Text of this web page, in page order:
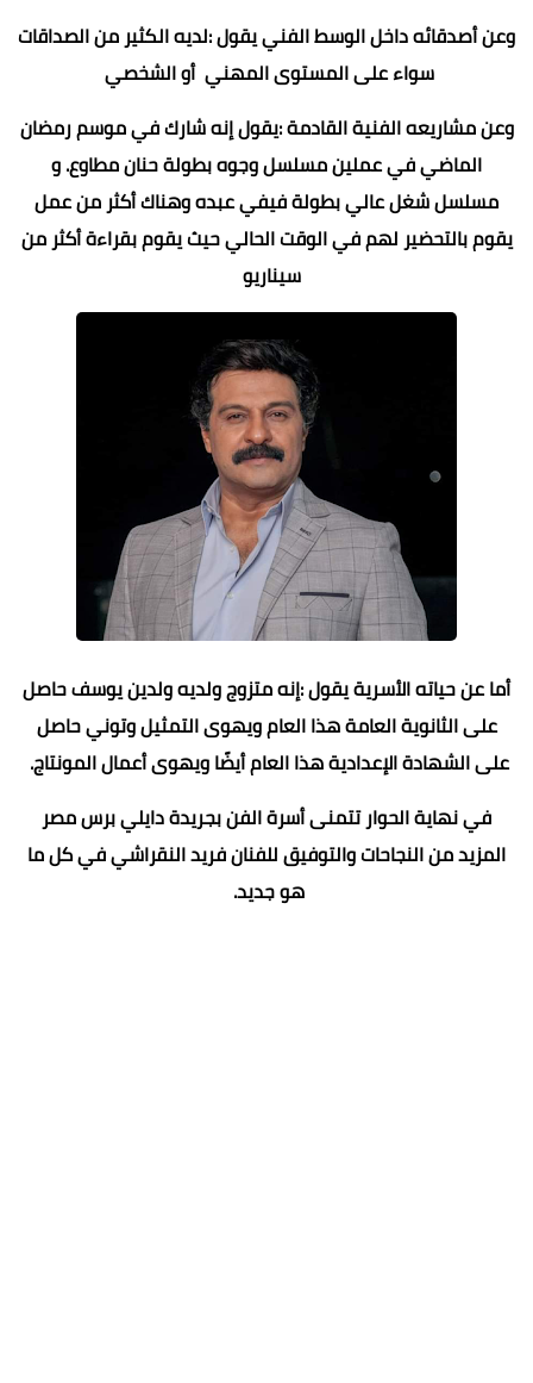
وعن أصدقائه داخل الوسط الفني يقول :لديه الكثير من الصداقات
سواء على المستوى المهني أو الشخصي
وعن مشاريعه الفنية القادمة :يقول إنه شارك في موسم رمضان
الماضي في عملين مسلسل وجوه بطولة حنان مطاوع. و
مسلسل شغل عالي بطولة فيفي عبده وهناك أكثر من عمل
يقوم بالتحضير لهم في الوقت الحالي حيث يقوم بقراءة أكثر من
سيناريو
أما عن حياته الأسرية يقول :إنه متزوج ولديه ولدين يوسف حاصل
على الثانوية العامة هذا العام ويهوى التمثيل وتوني حاصل
على الشهادة الإعدادية هذا العام أيضًا ويهوى أعمال المونتاج.
في نهاية الحوار تتمنى أسرة الفن بجريدة دايلي برس مصر
المزيد من النجاحات والتوفيق للفنان فريد النقراشي في كل ما
هو جديد.